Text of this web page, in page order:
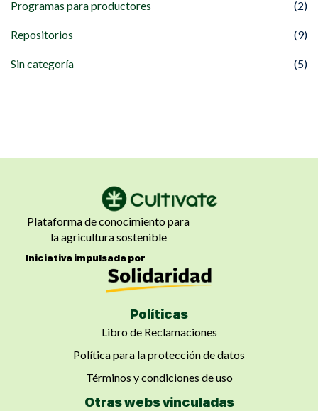
Programas para productores (2)
Repositorios (9)
Sin categoría (5)
Plataforma de conocimiento para
la agricultura sostenible
Iniciativa impulsada por
Políticas
Libro de Reclamaciones
Política para la protección de datos
Términos y condiciones de uso
Otras webs vinculadas